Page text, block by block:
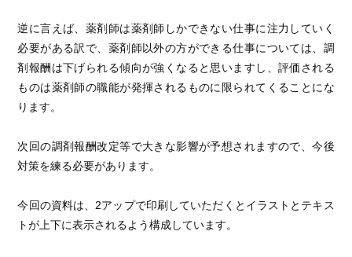
逆に言えば、薬剤師は薬剤師しかできない仕事に注力していく
必要がある訳で、薬剤師以外の方ができる仕事については、調
剤報酬は下げられる傾向が強くなると思いますし、評価される
ものは薬剤師の職能が発揮されるものに限られてくることにな
ります。
次回の調剤報酬改定等で大きな影響が予想されますので、今後
対策を練る必要があります。
今回の資料は、2アップで印刷していただくとイラストとテキス
トが上下に表示されるよう構成しています。